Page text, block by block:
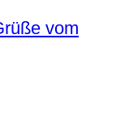
vom